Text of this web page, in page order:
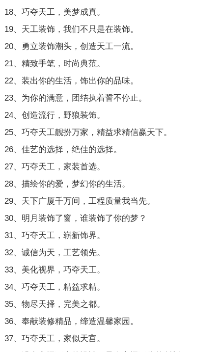
18、巧夺天工，美梦成真。
19、天工装饰，我们不只是在装饰。
20、勇立装饰潮头，创造天工一流。
21、精致手笔，时尚典范。
22、装出你的生活，饰出你的品味。
23、为你的满意，团结执着誓不停止。
24、创造流行，野狼装饰。
25、巧夺天工靓扮万家，精益求精信赢天下。
26、佳艺的选择，绝佳的选择。
27、巧夺天工，家装首选。
28、描绘你的爱，梦幻你的生活。
29、天下广厦千万间，工程质量我当先。
30、明月装饰了窗，谁装饰了你的梦？
31、巧夺天工，崭新饰界。
32、诚信为天，工艺领先。
33、美化视界，巧夺天工。
34、巧夺天工，精益求精。
35、物尽天择，完美之都。
36、奉献装修精品，缔造温馨家园。
37、巧夺天工，家似天宫。